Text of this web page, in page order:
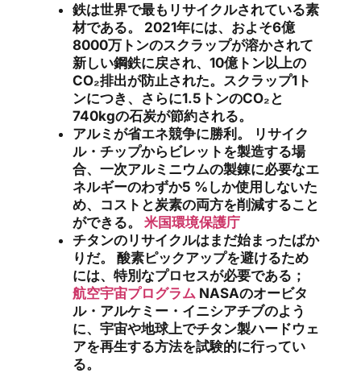
鉄は世界で最もリサイクルされている素
材である。
2021年には、およそ6億
8000万トンのスクラップが溶かされて
新しい鋼鉄に戻され、10億トン以上の
CO₂排出が防止された。スクラップ1ト
ンにつき、さらに1.5トンのCO₂と
740kgの石炭が節約される。
アルミが省エネ競争に勝利。
リサイク
ル・チップからビレットを製造する場
合、一次アルミニウムの製錬に必要なエ
ネルギーのわずか5 %しか使用しないた
め、コストと炭素の両方を削減すること
ができる。
米国環境保護庁
チタンのリサイクルはまだ始まったばか
りだ。
酸素ピックアップを避けるため
には、特別なプロセスが必要である；
航空宇宙プログラム NASAのオービタ
ル・アルケミー・イニシアチブのよう
に、宇宙や地球上でチタン製ハードウェ
アを再生する方法を試験的に行ってい
る。